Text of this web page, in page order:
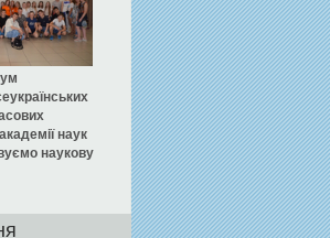
наук
наукову